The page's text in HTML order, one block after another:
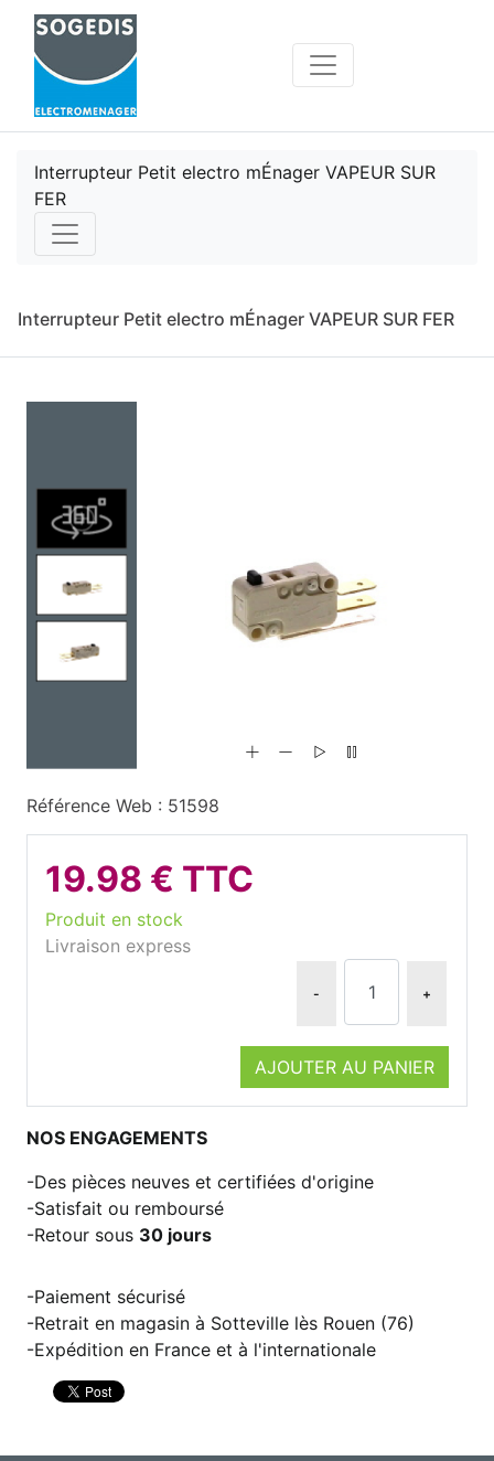
Interrupteur Petit electro mÉnager VAPEUR SUR
FER
Interrupteur Petit electro mÉnager VAPEUR SUR FER
Référence Web : 51598
19.98 € TTC
Produit en stock
Livraison express
- +
AJOUTER AU PANIER
NOS ENGAGEMENTS
Des pièces neuves et certifiées d'origine
Satisfait ou remboursé
Retour sous 30 jours
Paiement sécurisé
Retrait en magasin à Sotteville lès Rouen (76)
Expédition en France et à l'internationale